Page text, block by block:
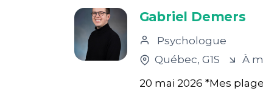
Gabriel Demers
Psychologue
Québec, G1S
À
20 mai 2026 *Mes